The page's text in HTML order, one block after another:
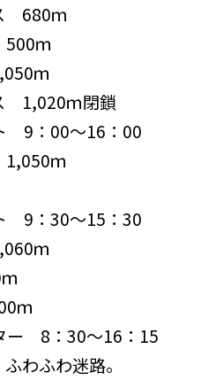
680ｍ
ｍ
ｍ
1,020ｍ閉鎖
9：00～16：00
ｍ
9：30～15：30
ｍ
ｍ
ー 8：30～16：15
わふわ迷路。